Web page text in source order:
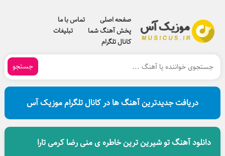
صفحه اصلی
تماس با ما
پخش آهنگ شما
تبلیغات
کانال تلگرام
جستجو
دریافت جدیدترین آهنگ ها در کانال تلگرام موزیک آس
دانلود آهنگ تو شیرین ترین خاطره ی منی رضا کرمی تارا